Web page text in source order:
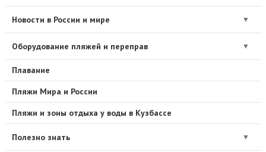
Новости в России и мире ▼
Оборудование пляжей и переправ ▼
Плавание
Пляжи Мира и России
Пляжи и зоны отдыха у воды в Кузбассе
Полезно знать ▼